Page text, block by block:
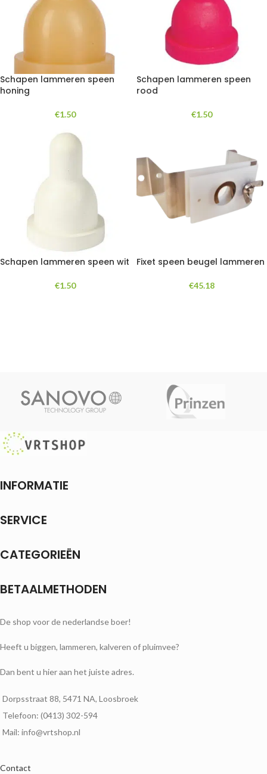
Schapen lammeren speen
honing
€1.50
Schapen lammeren speen
rood
€1.50
Schapen lammeren speen wit
€1.50
Fixet speen beugel lammeren
€45.18
INFORMATIE
SERVICE
CATEGORIEËN
BETAALMETHODEN
De shop voor de nederlandse boer!
Heeft u biggen, lammeren, kalveren of pluimvee?
Dan bent u hier aan het juiste adres.
Dorpsstraat 88, 5471 NA, Loosbroek
Telefoon: (0413) 302-594
Mail: info@vrtshop.nl
Contact